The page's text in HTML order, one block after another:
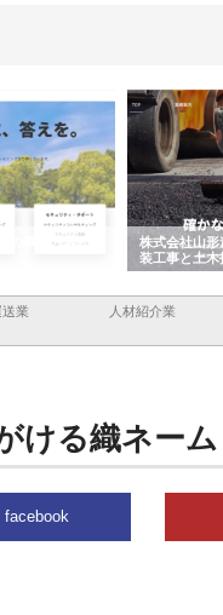
の事業内容と強
株式会社山
装工事と土木
送業 人材紹介業
ける織ネー
facebook